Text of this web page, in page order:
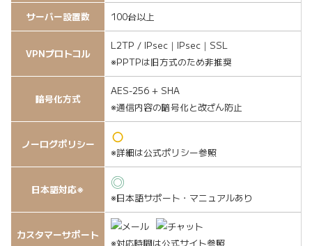
サーバー設置数 100台以上
VPNプロトコル
L2TP / IPsec｜IPsec｜SSL
※PPTPは旧方式のため非推奨
暗号化方式
AES-256 + SHA
※通信内容の暗号化と改ざん防止
ノーログポリシー ○
※詳細は公式ポリシー参照
日本語対応※ ◎
※日本語サポート・マニュアルあり
カスタマーサポート
※対応時間は公式サイト参照